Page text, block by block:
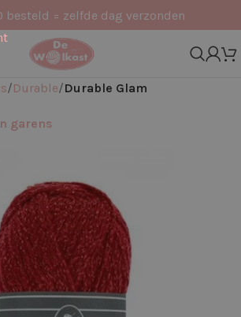
besteld = zelfde dag verzonden
Durable Durable Glam
garens